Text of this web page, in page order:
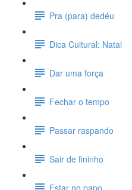
Pra (para) dedéu
Dica Cultural: Natal
Dar uma força
Fechar o tempo
Passar raspando
Sair de fininho
Estar no papo